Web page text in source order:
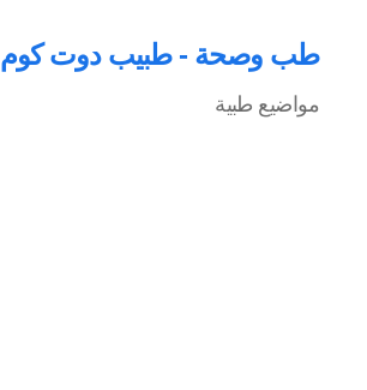
طب وصحة - طبيب دوت كوم
مواضيع طبية